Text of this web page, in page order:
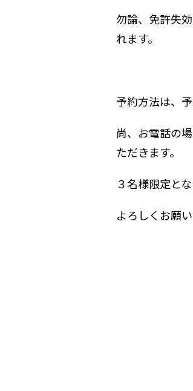
勿論、免許失
れます。
予約方法は、
尚、お電話の
ただきます。
３名様限定とな
よろしくお願